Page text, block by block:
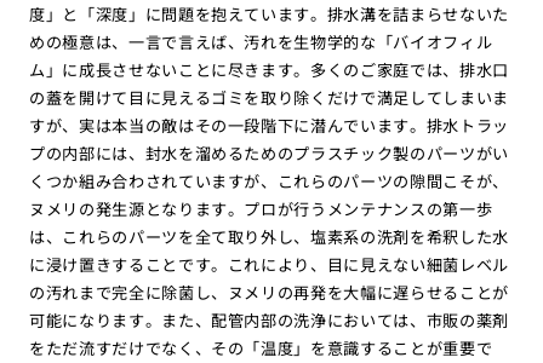
度」と「深度」に問題を抱えています。排水溝を詰まらせないた
めの極意は、一言で言えば、汚れを生物学的な「バイオフィル
ム」に成長させないことに尽きます。多くのご家庭では、排水口
の蓋を開けて目に見えるゴミを取り除くだけで満足してしまいま
すが、実は本当の敵はその一段階下に潜んでいます。排水トラッ
プの内部には、封水を溜めるためのプラスチック製のパーツがい
くつか組み合わされていますが、これらのパーツの隙間こそが、
ヌメリの発生源となります。プロが行うメンテナンスの第一歩
は、これらのパーツを全て取り外し、塩素系の洗剤を希釈した水
に浸け置きすることです。これにより、目に見えない細菌レベル
の汚れまで完全に除菌し、ヌメリの再発を大幅に遅らせることが
可能になります。また、配管内部の洗浄においては、市販の薬剤
をただ流すだけでなく、その「温度」を意識することが重要で